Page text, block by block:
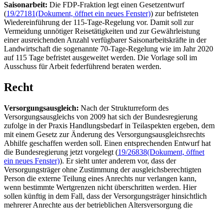
Saisonarbeit: Die FDP-Fraktion legt einen Gesetzentwurf
(19/27181(Dokument, öffnet ein neues Fenster)) zur befristeten
Wiedereinführung der 115-Tage-Regelung vor. Damit soll zur
Vermeidung unnötiger Reisetätigkeiten und zur Gewährleistung
einer ausreichenden Anzahl verfügbarer Saisonarbeitskräfte in der
Landwirtschaft die sogenannte 70-Tage-Regelung wie im Jahr 2020
auf 115 Tage befristet ausgeweitet werden. Die Vorlage soll im
Ausschuss für Arbeit federführend beraten werden.
Recht
Versorgungsausgleich: Nach der Strukturreform des
Versorgungsausgleichs von 2009 hat sich der Bundesregierung
zufolge in der Praxis Handlungsbedarf in Teilaspekten ergeben, dem
mit einem Gesetz zur Änderung des Versorgungsausgleichsrechts
Abhilfe geschaffen werden soll. Einen entsprechenden Entwurf hat
die Bundesregierung jetzt vorgelegt (19/26838(Dokument, öffnet
ein neues Fenster)). Er sieht unter anderem vor, dass der
Versorgungsträger ohne Zustimmung der ausgleichsberechtigten
Person die externe Teilung eines Anrechts nur verlangen kann,
wenn bestimmte Wertgrenzen nicht überschritten werden. Hier
sollen künftig in dem Fall, dass der Versorgungsträger hinsichtlich
mehrerer Anrechte aus der betrieblichen Altersversorgung die